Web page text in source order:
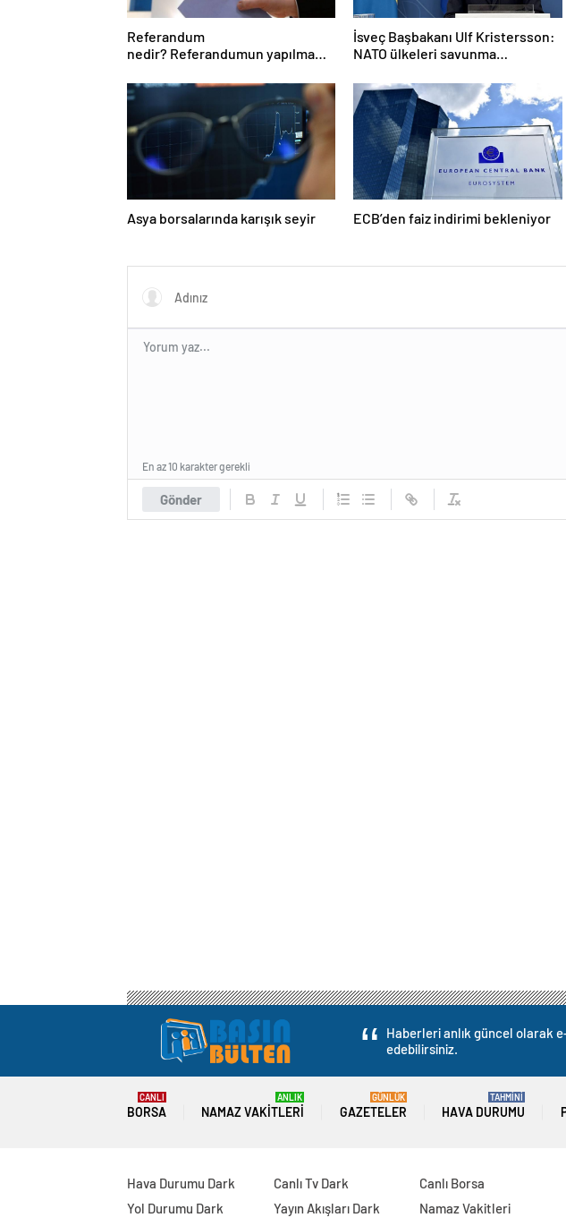
Referandum
nedir? Referandumun yapılma
İsveç Başbakanı Ulf Kristersson:
NATO ülkeleri savunma
Asya borsalarında karışık seyir ECB’den faiz indirimi bekleniyor
Gönder
En az 10 karakter gerekli
Haberleri anlık güncel olarak
edebilirsiniz.
BORSA
CANLI
NAMAZ VAKITLERI
ANLIK
GAZETELER
GÜNLÜK
HAVA DURUMU
TAHMİNİ
Hava Durumu Dark
Yol Durumu Dark
Canlı Tv Dark
Yayın Akışları Dark
Canlı Borsa
Namaz Vakitleri